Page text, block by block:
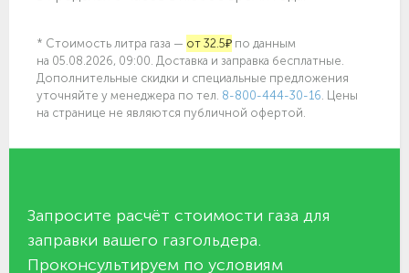
* Стоимость литра газа — от 32.5₽ по данным
на 05.08.2026, 09:00. Доставка и заправка бесплатные.
Дополнительные скидки и специальные предложения
уточняйте у менеджера по тел. 8-800-444-30-16 . Цены
на странице не являются публичной офертой.
Запросите расчёт стоимости газа для
заправки вашего газгольдера.
Проконсультируем по условиям